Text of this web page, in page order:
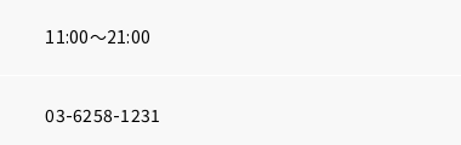
11:00～21:00
03-6258-1231